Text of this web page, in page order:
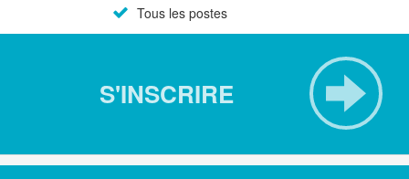
Tous les postes
S'INSCRIRE